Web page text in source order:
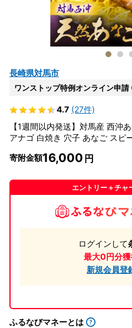
長崎県対馬市
ワンストップ特例オンライン申請
4.7 (27件)
【1週間以内発送】対馬産 西
アナゴ 白焼き 穴子 あなご スピ
寄附金額16,000
エントリー＋チャ
ログインして
最大0円分
新規会員登
ふるなびマネーとは